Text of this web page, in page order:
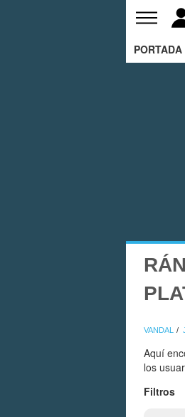
PORTADA
VANDAL
Aquí
los
Filtros